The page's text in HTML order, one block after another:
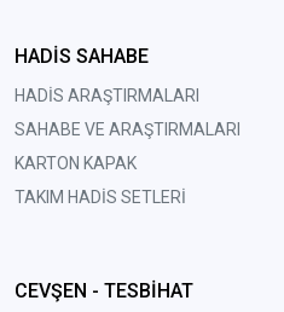
HADİS SAHABE
HADİS ARAŞTIRMALARI
SAHABE VE ARAŞTIRMALARI
KARTON KAPAK
TAKIM HADİS SETLERİ
CEVŞEN - TESBİHAT